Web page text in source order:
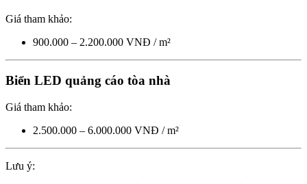
Giá tham khảo:
900.000 – 2.200.000 VNĐ / m²
Biển LED quảng cáo tòa nhà
Giá tham khảo:
2.500.000 – 6.000.000 VNĐ / m²
Lưu ý: